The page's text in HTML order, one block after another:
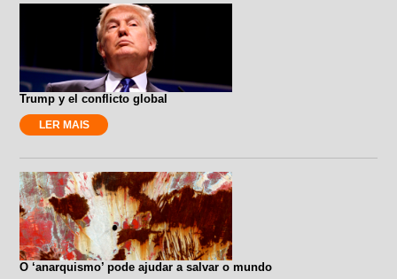
Trump y el conflicto global
LER MAIS
O ‘anarquismo’ pode ajudar a salvar o mundo